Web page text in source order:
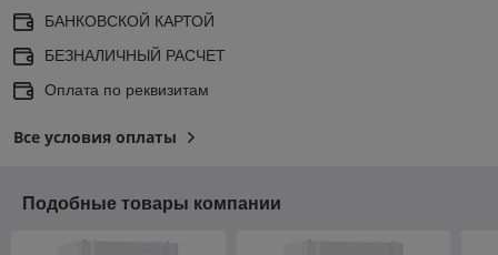
БАНКОВСКОЙ КАРТОЙ
БЕЗНАЛИЧНЫЙ РАСЧЕТ
Оплата по реквизитам
Все условия оплаты
Подобные товары компании